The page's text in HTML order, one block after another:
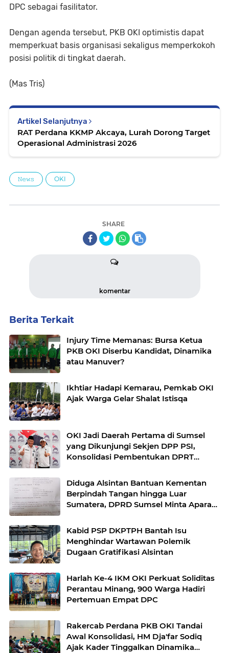
DPC sebagai fasilitator.
Dengan agenda tersebut, PKB OKI optimistis dapat
memperkuat basis organisasi sekaligus memperkokoh
posisi politik di tingkat daerah.
(Mas Tris)
Artikel Selanjutnya
RAT Perdana KKMP Akcaya, Lurah Dorong Target
Operasional Administrasi 2026
𝙽𝚎𝚠𝚜 OKI
SHARE
komentar
Berita Terkait
Injury Time Memanas: Bursa Ketua
PKB OKI Diserbu Kandidat, Dinamika
atau Manuver?
Ikhtiar Hadapi Kemarau, Pemkab OKI
Ajak Warga Gelar Shalat Istisqa
OKI Jadi Daerah Pertama di Sumsel
yang Dikunjungi Sekjen DPP PSI,
Konsolidasi Pembentukan DPRT
Diduga Alsintan Bantuan Kementan
Berpindah Tangan hingga Luar
Sumatera, DPRD Sumsel Minta Aparat
Kabid PSP DKPTPH Bantah Isu
Menghindar Wartawan Polemik
Dugaan Gratifikasi Alsintan
Harlah Ke-4 IKM OKI Perkuat Soliditas
Perantau Minang, 900 Warga Hadiri
Pertemuan Empat DPC
Rakercab Perdana PKB OKI Tandai
Awal Konsolidasi, HM Dja'far Sodiq
Ajak Kader Tinggalkan Dinamika